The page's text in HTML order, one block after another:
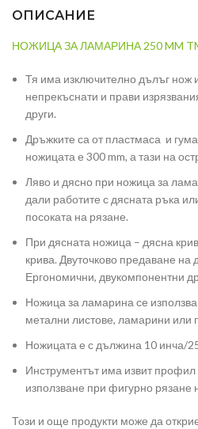
ОПИСАНИЕ
НОЖИЦА ЗА ЛАМАРИНА 250 MM
Тя има изключително дълъг нож
непрекъснати и прави
други.
Дръжките са от пластмаса и гума
ножицата е 300 mm, а тази на
Ляво и дясно при ножица за
дали работите с дясната ръка
посоката на рязане.
При дясната ножица – дясна
крива. Двуточково предаване на
Ергономични, двукомпонентни
Ножица за ламарина се
метални листове, ламарини или
Ножицата е с дължина 10 инча/
Инструментът има извит
използване при фигурно рязане
Този и още продукти може да